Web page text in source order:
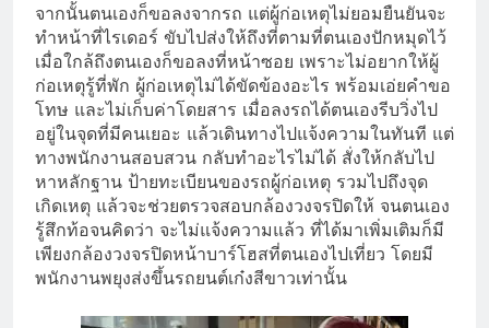
จากนั้นตนเองก็ขอลงจากรถ แต่ผู้ก่อเหตุไม่ยอมยืนยันจะ
ทำหน้าที่ไรเดอร์ ขับไปส่งให้ถึงที่ตามที่ตนเองปักหมุดไว้
เมื่อใกล้ถึงตนเองก็ขอลงที่หน้าซอย เพราะไม่อยากให้ผู้
ก่อเหตุรู้ที่พัก ผู้ก่อเหตุไม่ได้ขัดข้องอะไร พร้อมเอ่ยคำขอ
โทษ และไม่เก็บค่าโดยสาร เมื่อลงรถได้ตนเองรีบวิ่งไป
อยู่ในจุดที่มีคนเยอะ แล้วเดินทางไปแจ้งความในทันที แต่
ทางพนักงานสอบสวน กลับทำอะไรไม่ได้ สั่งให้กลับไป
หาหลักฐาน ป้ายทะเบียนของรถผู้ก่อเหตุ รวมไปถึงจุด
เกิดเหตุ แล้วจะช่วยตรวจสอบกล้องวงจรปิดให้ จนตนเอง
รู้สึกท้อจนคิดว่า จะไม่แจ้งความแล้ว ที่ได้มาเพิ่มเติมก็มี
เพียงกล้องวงจรปิดหน้าบาร์โฮสที่ตนเองไปเที่ยว โดยมี
พนักงานพยุงส่งขึ้นรถยนต์เก๋งสีขาวเท่านั้น